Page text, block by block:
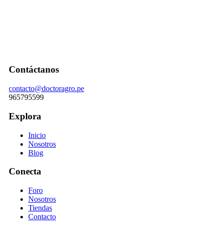
Contáctanos
contacto@doctoragro.pe
965795599
Explora
Inicio
Nosotros
Blog
Conecta
Foro
Nosotros
Tiendas
Contacto